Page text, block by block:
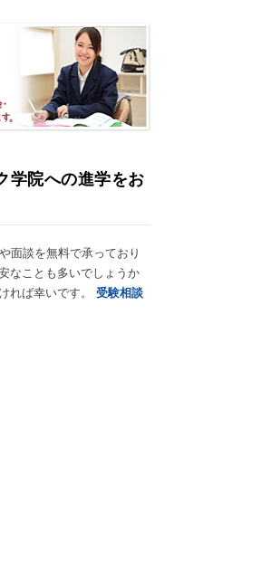
学院への進学をお
面談を無料で承っており
なことも多いでしょうか
れば幸いです。 受験相談